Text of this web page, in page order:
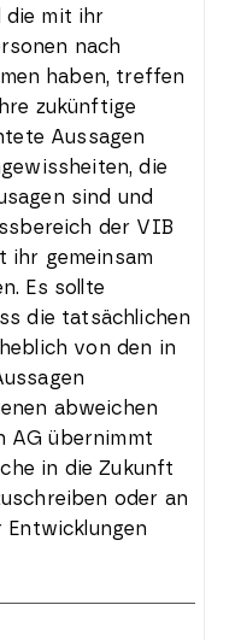
die mit ihr
nach
haben, treffen
zukünftige
Aussagen
die
sind und
der VIB
ihr gemeinsam
Es sollte
die tatsächlichen
von den in
abweichen
AG übernimmt
in die Zukunft
oder an
Entwicklungen